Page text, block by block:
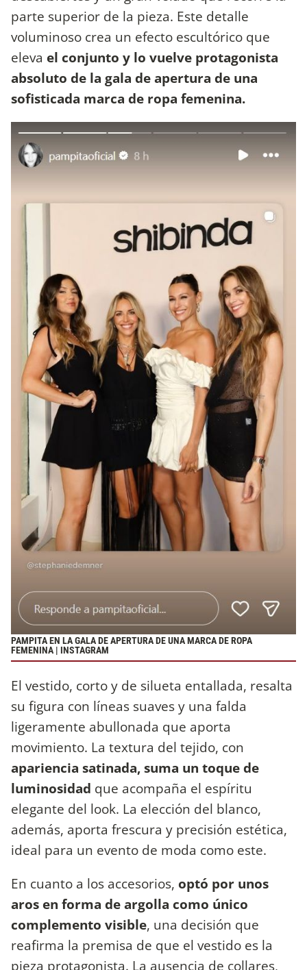
parte superior de la pieza. Este detalle
voluminoso crea un efecto escultórico que
eleva el conjunto y lo vuelve protagonista
absoluto de la gala de apertura de una
sofisticada marca de ropa femenina.
PAMPITA EN LA GALA DE APERTURA DE UNA MARCA DE ROPA
FEMENINA | INSTAGRAM
El vestido, corto y de silueta entallada, resalta
su figura con líneas suaves y una falda
ligeramente abullonada que aporta
movimiento. La textura del tejido, con
apariencia satinada, suma un toque de
luminosidad que acompaña el espíritu
elegante del look. La elección del blanco,
además, aporta frescura y precisión estética,
ideal para un evento de moda como este.
En cuanto a los accesorios, optó por unos
aros en forma de argolla como único
complemento visible, una decisión que
reafirma la premisa de que el vestido es la
pieza protagonista. La ausencia de collares,